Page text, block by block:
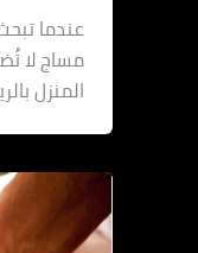
عندما
مساج لا
المنزل بالرياض